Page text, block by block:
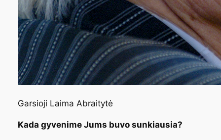
Garsioji Laima Abraitytė
Kada gyvenime Jums buvo sunkiausia?